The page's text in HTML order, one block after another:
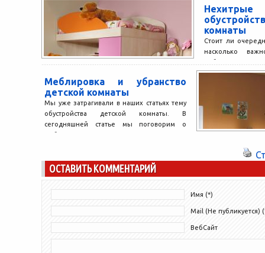
комнаты
Стоит ли
насколько
ребенка
Приступая к ее
Меблировка и убранство
детской комнаты
Мы уже затрагивали в наших статьях тему
обустройства детской комнаты. В
сегодняшней статье мы поговорим о
мебели. Детская комната —...
ОСТАВИТЬ КОММЕНТАРИЙ
Имя (*)
Mail (Не публикуется)
ВебСайт